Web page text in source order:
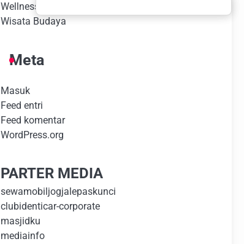
Wellness Experience
Wisata Budaya
Meta
Masuk
Feed entri
Feed komentar
WordPress.org
PARTER MEDIA
sewamobiljogjalepaskunci
clubidenticar-corporate
masjidku
mediainfo